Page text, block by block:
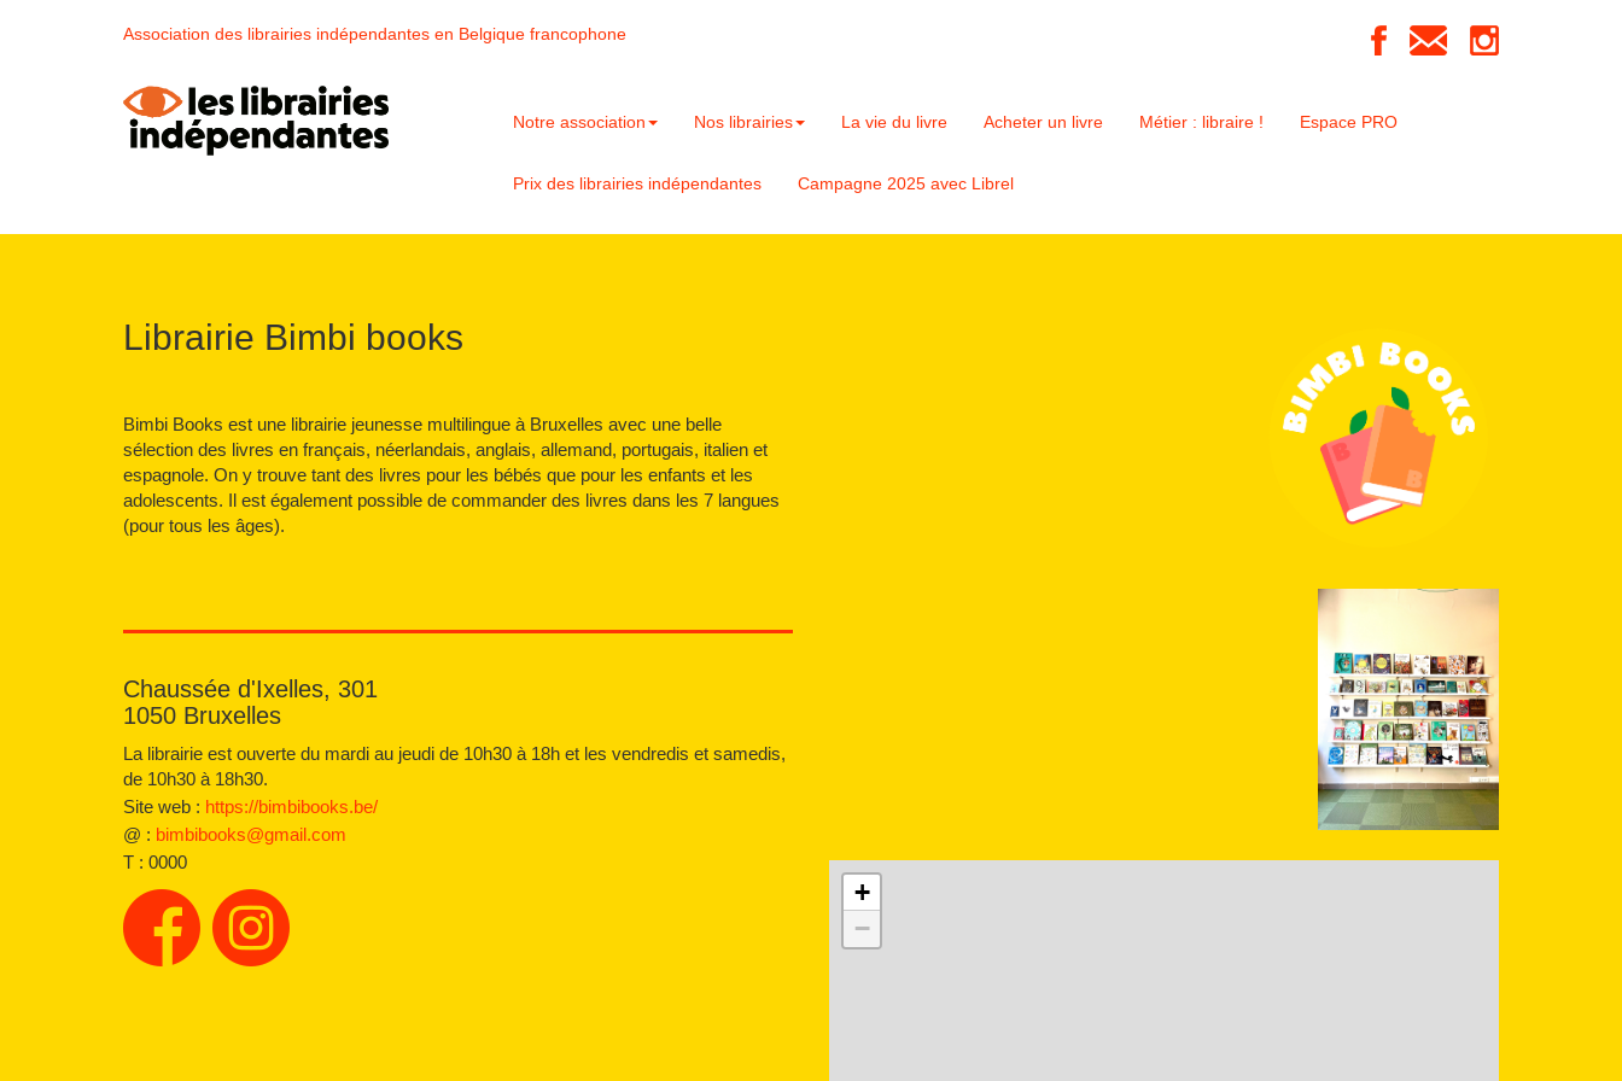
Association des librairies indépendantes en Belgique francophone
Notre association Nos librairies La vie du livre Acheter un livre Métier : libraire ! Espace PRO
Prix des librairies indépendantes Campagne 2025 avec Librel
Librairie Bimbi books
Bimbi Books est une librairie jeunesse multilingue à Bruxelles avec une belle
sélection des livres en français, néerlandais, anglais, allemand, portugais, italien et
espagnole. On y trouve tant des livres pour les bébés que pour les enfants et les
adolescents. Il est également possible de commander des livres dans les 7 langues
(pour tous les âges).
Chaussée d'Ixelles, 301
1050 Bruxelles
La librairie est ouverte du mardi au jeudi de 10h30 à 18h et les vendredis et samedis,
de 10h30 à 18h30.
Site web : https://bimbibooks.be/
@ : bimbibooks@gmail.com
T : 0000
+
−